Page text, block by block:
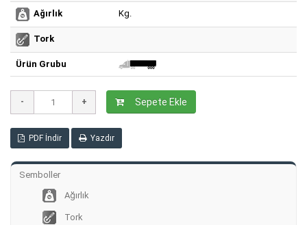
Ağırlık Kg.
Tork
Ürün Grubu
Sepete Ekle
PDF İndir Yazdır
Semboller
Ağırlık
Tork